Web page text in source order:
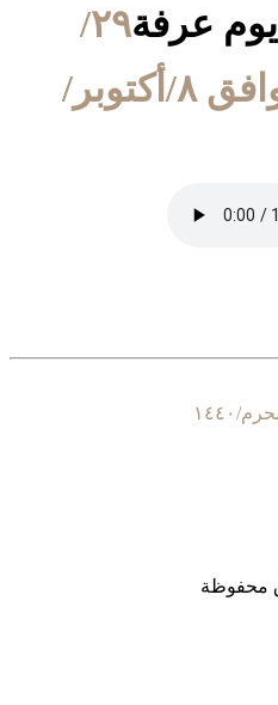
عرفة
٢٩/
شوال/١٤٣١ الموافق ٨/أكتوبر/
محفوظة